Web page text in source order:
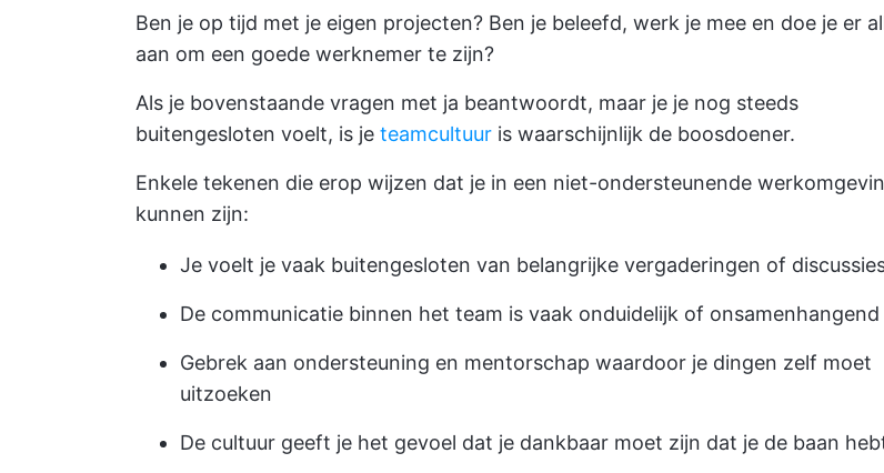
Ben je op tijd met je eigen projecten? Ben je beleefd, werk je mee en doe je er
aan om een goede werknemer te zijn?
Als je bovenstaande vragen met ja beantwoordt, maar je je nog steeds
buitengesloten voelt, is je teamcultuur is waarschijnlijk de boosdoener.
Enkele tekenen die erop wijzen dat je in een niet-ondersteunende
kunnen zijn:
Je voelt je vaak buitengesloten van belangrijke vergaderingen of
De communicatie binnen het team is vaak onduidelijk of onsamenhangend
Gebrek aan ondersteuning en mentorschap waardoor je dingen zelf moet
uitzoeken
De cultuur geeft je het gevoel dat je dankbaar moet zijn dat je de baan